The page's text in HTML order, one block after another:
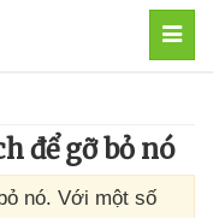
để gỡ bỏ nó
nó. Với một số